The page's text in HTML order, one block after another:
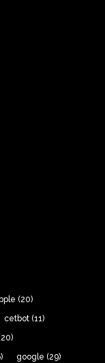
(20)
cetbot(11)
google (29)